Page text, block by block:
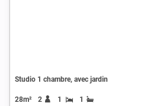
Studio 1 chambre, avec jardin
28m² 2 1
1